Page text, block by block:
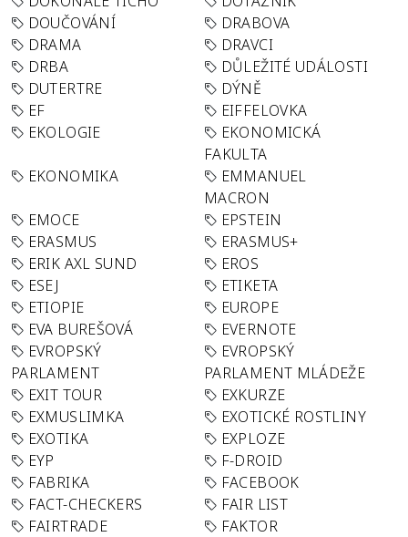
DOUČOVÁNÍ
DRABOVA
DRAMA
DRAVCI
DRBA
DŮLEŽITÉ UDÁLOSTI
DUTERTRE
DÝNĚ
EF
EIFFELOVKA
EKOLOGIE
EKONOMICKÁ
FAKULTA
EKONOMIKA
EMMANUEL
MACRON
EMOCE
EPSTEIN
ERASMUS
ERASMUS+
ERIK AXL SUND
EROS
ESEJ
ETIKETA
ETIOPIE
EUROPE
EVA BUREŠOVÁ
EVERNOTE
EVROPSKÝ
PARLAMENT
EVROPSKÝ
PARLAMENT MLÁDEŽE
EXIT TOUR
EXKURZE
EXMUSLIMKA
EXOTICKÉ ROSTLINY
EXOTIKA
EXPLOZE
EYP
F-DROID
FABRIKA
FACEBOOK
FACT-CHECKERS
FAIR LIST
FAIRTRADE
FAKTOR